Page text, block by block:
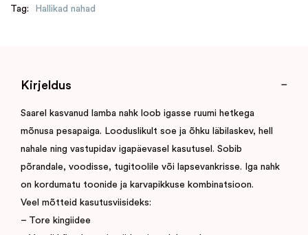
Tag:
Hallikad nahad
Kirjeldus
Saarel kasvanud lamba nahk loob igasse ruumi hetkega
mõnusa pesapaiga. Looduslikult soe ja õhku läbilaskev, hell
nahale ning vastupidav igapäevasel kasutusel. Sobib
põrandale, voodisse, tugitoolile või lapsevankrisse. Iga nahk
on kordumatu toonide ja karvapikkuse kombinatsioon.
Veel mõtteid kasutusviisideks:
– Tore kingiidee